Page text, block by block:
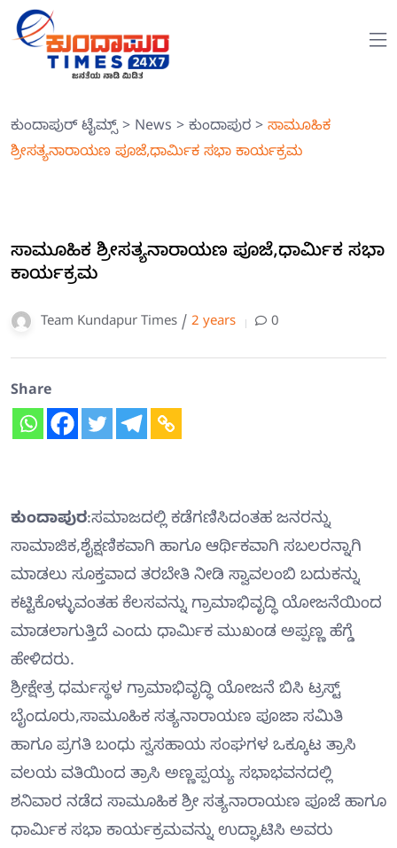
ಕುಂದಾಪುರ್ ಟೈಮ್ಸ್> News > ಕುಂದಾಪುರ > ಸಾಮೂಹಿಕ
ಶ್ರೀಸತ್ಯನಾರಾಯಣ ಪೂಜೆ,ಧಾರ್ಮಿಕ ಸಭಾ ಕಾರ್ಯಕ್ರಮ
ಸಾಮೂಹಿಕ ಶ್ರೀಸತ್ಯನಾರಾಯಣ ಪೂಜೆ,ಧಾರ್ಮಿಕ ಸಭಾ
ಕಾರ್ಯಕ್ರಮ
Team Kundapur Times / 2 years 0
Share
ಕುಂದಾಪುರ:ಸಮಾಜದಲ್ಲಿ ಕಡೆಗಣಿಸಿದಂತಹ ಜನರನ್ನು
ಸಾಮಾಜಿಕ,ಶೈಕ್ಷಣಿಕವಾಗಿ ಹಾಗೂ ಆರ್ಥಿಕವಾಗಿ ಸಬಲರನ್ನಾಗಿ
ಮಾಡಲು ಸೂಕ್ತವಾದ ತರಬೇತಿ ನೀಡಿ ಸ್ವಾವಲಂಬಿ ಬದುಕನ್ನು
ಕಟ್ಟಿಕೊಳ್ಳುವಂತಹ ಕೆಲಸವನ್ನು ಗ್ರಾಮಾಭಿವೃದ್ಧಿ ಯೋಜನೆಯಿಂದ
ಮಾಡಲಾಗುತ್ತಿದೆ ಎಂದು ಧಾರ್ಮಿಕ ಮುಖಂಡ ಅಪ್ಪಣ್ಣ ಹೆಗ್ಡೆ
ಹೇಳಿದರು.
ಶ್ರೀಕ್ಷೇತ್ರ ಧರ್ಮಸ್ಥಳ ಗ್ರಾಮಾಭಿವೃದ್ಧಿ ಯೋಜನೆ ಬಿಸಿ ಟ್ರಸ್ಟ್
ಬೈಂದೂರು,ಸಾಮೂಹಿಕ ಸತ್ಯನಾರಾಯಣ ಪೂಜಾ ಸಮಿತಿ
ಹಾಗೂ ಪ್ರಗತಿ ಬಂಧು ಸ್ವಸಹಾಯ ಸಂಘಗಳ ಒಕ್ಕೂಟ ತ್ರಾಸಿ
ವಲಯ ವತಿಯಿಂದ ತ್ರಾಸಿ ಅಣ್ಣಪ್ಪಯ್ಯ ಸಭಾಭವನದಲ್ಲಿ
ಶನಿವಾರ ನಡೆದ ಸಾಮೂಹಿಕ ಶ್ರೀ ಸತ್ಯನಾರಾಯಣ ಪೂಜೆ ಹಾಗೂ
ಧಾರ್ಮಿಕ ಸಭಾ ಕಾರ್ಯಕ್ರಮವನ್ನು ಉದ್ಘಾಟಿಸಿ ಅವರು